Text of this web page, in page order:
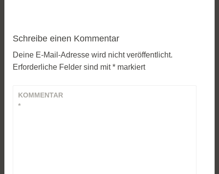
Schreibe einen Kommentar
Deine E-Mail-Adresse wird nicht veröffentlicht.
Erforderliche Felder sind mit* markiert
KOMMENTAR
*